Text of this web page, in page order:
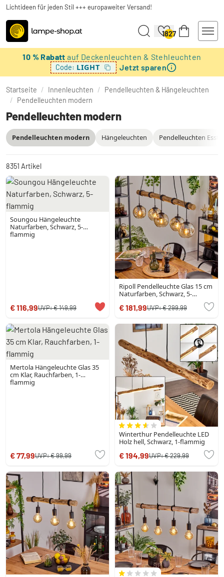
Lichtideen für jeden Stil +++ europaweiter Versand!
1827
10 % Rabattauf Deckenleuchten & Stehleuchten
Code: LIGHT Jetzt sparen
Startseite / Innenleuchten / Pendelleuchten & Hängeleuchten
/ Pendelleuchten modern
Pendelleuchten modern
Hängeleuchten Pendelleuchten
Pendelleuchten modern
8351 Artikel
Soungou Hängeleuchte
Naturfarben, Schwarz, 5-
flammig
€ 116,99UVP:€ 149,99
Ripoll Pendelleuchte Glas 15 cm
Naturfarben, Schwarz, 5-
€ 181,99UVP:€ 299,99
Mertola Hängeleuchte Glas 35
cm Klar, Rauchfarben, 1-
flammig
€ 77,99UVP:€ 99,99
Winterthur Pendelleuchte LED
Holz hell, Schwarz, 1-flammig
€ 194,99UVP:€ 229,99